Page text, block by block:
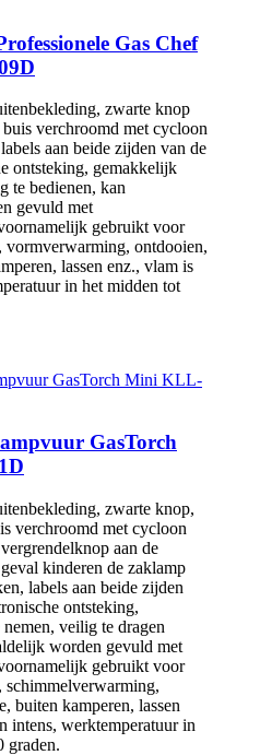
Gas Chef
zwarte knop
verchroomd met cycloon
aan beide zijden van de
ontsteking, gemakkelijk
te bedienen, kan
gevuld met
gebruikt voor
vormverwarming, ontdooien,
lassen enz., vlam is
in het midden tot
GasTorch
zwarte knop,
verchroomd met cycloon
aan de
kinderen de zaklamp
labels aan beide zijden
ontsteking,
veilig te dragen
worden gevuld met
gebruikt voor
buiten kamperen, lassen
intens, werktemperatuur in
graden.